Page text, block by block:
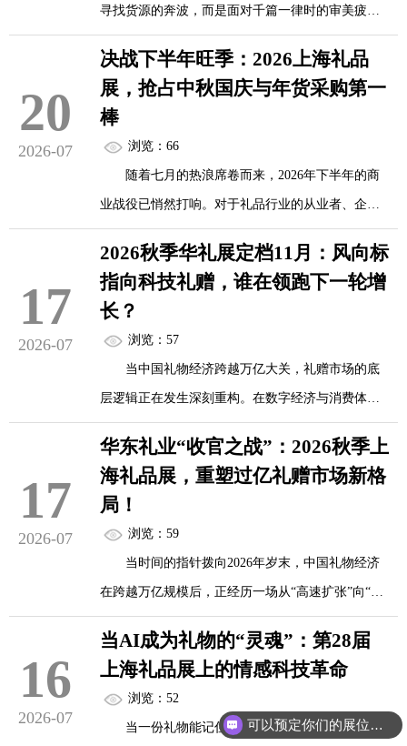
文化破壁：当非遗不再是橱窗里的标本
展会一隅，景德镇匠人正用3D陶瓷打印复刻宋
代冰裂纹，而在另...
寻找货源的奔波，而是面对千篇一律时的审美疲
劳。当传统的冰箱贴、书签和复刻藏品难以再激起
消费者的惊喜，当企业福利和商务礼赠陷入“选品内
卷”，我们不禁要问：什么样的礼物，才能让人眼前
一亮，甚至产生“一眼万年”的惊艳感？
答案，或许就藏在7月16日至18日，于上海新国
际博览中心举办的“第8届励展华博上海国际礼业博
览会”中。这不仅是一场汇聚1500余家展商、10万余
款新潮爆品的行业盛会，更是一座专为打破同质化
僵局而生的“灵感宝库”。...
20
2026-07
决战下半年旺季：2026上海礼品
展，抢占中秋国庆与年货采购第一
棒
浏览：66
随着七月的热浪席卷而来，2026年下半年的商
业战役已悄然打响。对于礼品行业的从业者、企业
采购负责人以及渠道商而言，当下正是承上启下的
关键节点。距离中秋佳节仅剩月余，国庆黄金周蓄
势待发，而年底的年货备货期也已在日历上画上了
重点。如何在激烈的市场竞争中抢占先机？
即将于7月16日至18日在上海新国际博览中心盛
大开幕的“第8届励展华博上海国际礼业博览会”（以
下简称“上海礼博会”），无疑为全行业提供了一把
开启下半年旺季大门的金钥匙。
精准踩点...
17
2026-07
2026秋季华礼展定档11月：风向标
指向科技礼赠，谁在领跑下一轮增
长？
浏览：57
当中国礼物经济跨越万亿大关，礼赠市场的底
层逻辑正在发生深刻重构。在数字经济与消费体验
升级的双重驱动下，传统礼品正加速褪去单一的“物
质交换”属性，向承载情感、融合科技的“场景解决
方案”全面跃迁。
11月10日至12日，第28届上海国际礼品、文创
产品及家居用品展览会（秋季华礼展）将在上海新
国际博览中心盛大启幕。作为华东礼业年度“收官之
战”的风向标，本届展会释放出强烈信号：科技礼赠
已成为行业新引擎，而那些在“智能、跨界、体验”
上率先破局的玩家，正强势领跑下一轮市场增长。
17
2026-07
华东礼业“收官之战”：2026秋季上
海礼品展，重塑过亿礼赠市场新格
局！
浏览：59
当时间的指针拨向2026年岁末，中国礼物经济
在跨越万亿规模后，正经历一场从“高速扩张”向“稳
态增长”的深刻蜕变。在这个竞争核心由“卖得更多”
全面升级为“卖得更精准”的关键节点，定于11月10
日至12日在上海新国际博览中心盛大启幕的第28届
上海国际礼品、文创产品及家居用品展览会（秋季
华礼展），无疑吹响了华东礼业年度“收官之战”的
16
2026-07
当AI成为礼物的“灵魂”：第28届
上海礼品展上的情感科技革命
浏览：52
当一份礼物能记住你们的初见、感知你的疲 可以预定你们的展位吗？